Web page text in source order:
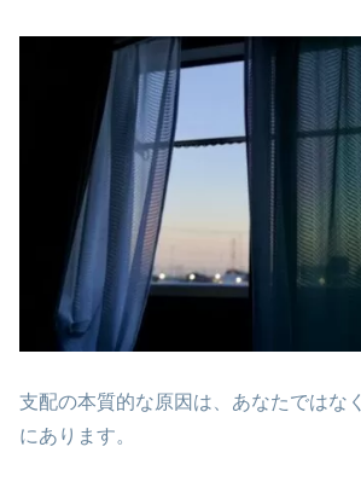
支配の本質的な原因は、あなたではなく
にあります。